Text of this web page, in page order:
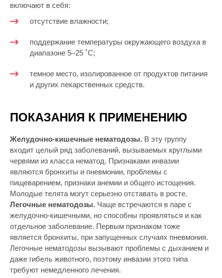
включают в себя:
отсутствие влажности;
поддержание температуры окружающего воздуха в
диапазоне 5–25 ˚C;
темное место, изолированное от продуктов питания
и других лекарственных средств.
ПОКАЗАНИЯ К ПРИМЕНЕНИЮ
Желудочно-кишечные нематодозы. В эту группу
входит целый ряд заболеваний, вызываемых круглыми
червями из класса нематод. Признаками инвазии
являются бронхиты и пневмонии, проблемы с
пищеварением, признаки анемии и общего истощения.
Молодые телята могут серьезно отставать в росте.
Легочные нематодозы. Чаще встречаются в паре с
желудочно-кишечными, но способны проявляться и как
отдельное заболевание. Первым признаком тоже
является бронхиты, при запущенных случаях пневмония.
Легочные нематодозы вызывают проблемы с дыханием и
даже гибель животного, поэтому инвазии этого типа
требуют немедленного лечения.